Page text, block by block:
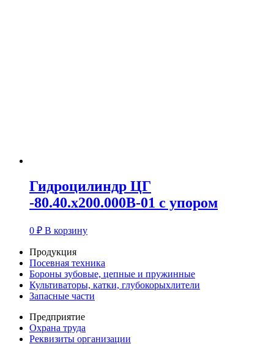
Гидроцилиндр ЦГ
-80.40.х200.000В-01 с упором
0 ₽ В корзину
Продукция
Посевная техника
Бороны зубовые, цепные и пружинные
Культиваторы, катки, глубокорыхлители
Запасные части
Предприятие
Охрана труда
Реквизиты организации